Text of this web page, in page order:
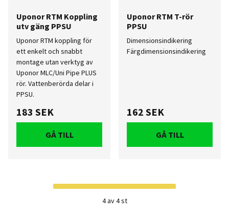
Uponor RTM Koppling
utv gäng PPSU
Uponor RTM koppling för
ett enkelt och snabbt
montage utan verktyg av
Uponor MLC/Uni Pipe PLUS
rör. Vattenberörda delar i
PPSU.
183 SEK
GÅ TILL
Uponor RTM T-rör
PPSU
Dimensionsindikering
Färgdimensionsindikering
162 SEK
GÅ TILL
4 av 4 st